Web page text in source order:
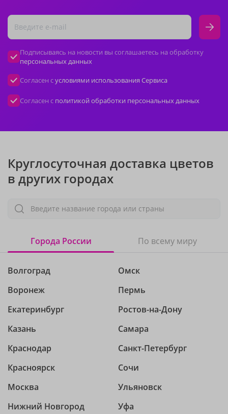
Подписываясь на новости вы соглашаетесь на обработку
персональных данных
Согласен сусловиями использования Сервиса
Согласен с политикой обработки персональных данных
Круглосуточная доставка цветов
в других городах
Введите название города или страны
Города России По всему миру
Волгоград
Воронеж
Екатеринбург
Казань
Краснодар
Красноярск
Москва
Нижний Новгород
Омск
Пермь
Ростов-на-Дону
Самара
Санкт-Петербург
Сочи
Ульяновск
Уфа